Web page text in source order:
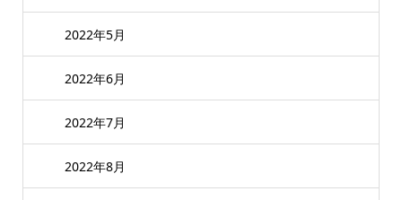
2022年5月
2022年6月
2022年7月
2022年8月